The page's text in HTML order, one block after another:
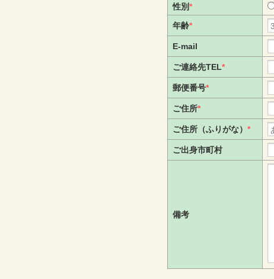
性別*
年齢*
E-mail
ご連絡先TEL*
郵便番号*
ご住所*
ご住所（ふりがな） *
ご出身市町村
備考